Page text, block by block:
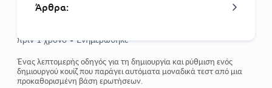
Άρθρα:
Εργασίες
Τεστ και βαθμολόγηση
πριν 1 χρόνο • Ενημερώθηκε
Ένας λεπτομερής οδηγός για τη δημιουργία και ρύθμιση ενός
δημιουργού κουίζ που παράγει αυτόματα μοναδικά τεστ από μια
προκαθορισμένη βάση ερωτήσεων.